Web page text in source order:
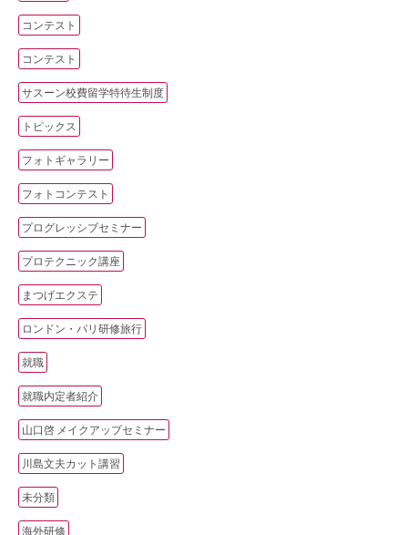
コンテスト
コンテスト
サスーン校費留学特待生制度
トピックス
フォトギャラリー
フォトコンテスト
プログレッシブセミナー
プロテクニック講座
まつげエクステ
ロンドン・パリ研修旅行
就職
就職内定者紹介
山口啓 メイクアップセミナー
川島文夫カット講習
未分類
海外研修